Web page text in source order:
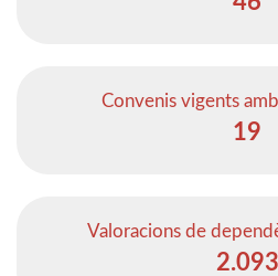
Convenis vigents
19
Valoracions de
2.093